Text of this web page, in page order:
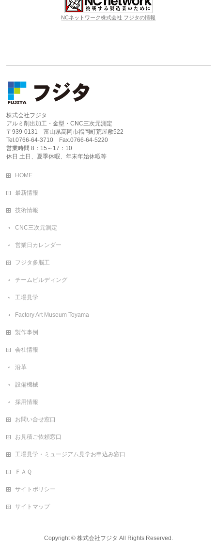
NCネットワーク株式会社 フジタの情報
株式会社フジタ
アルミ削出加工・金型・CNC三次元測定
〒939-0131 富山県高岡市福岡町荒屋敷522
Tel.0766-64-3710 Fax.0766-64-5220
営業時間 8：15～17：10
休日 土日、夏季休暇、年末年始休暇等
HOME
最新情報
技術情報
CNC三次元測定
営業日カレンダー
フジタ多脳工
チームビルディング
工場見学
Factory Art Museum Toyama
製作事例
会社情報
沿革
設備機械
採用情報
お問い合せ窓口
お見積ご依頼窓口
工場見学・ミュージアム見学お申込み窓口
ＦＡＱ
サイトポリシー
サイトマップ
Copyright © 株式会社フジタ All Rights Reserved.